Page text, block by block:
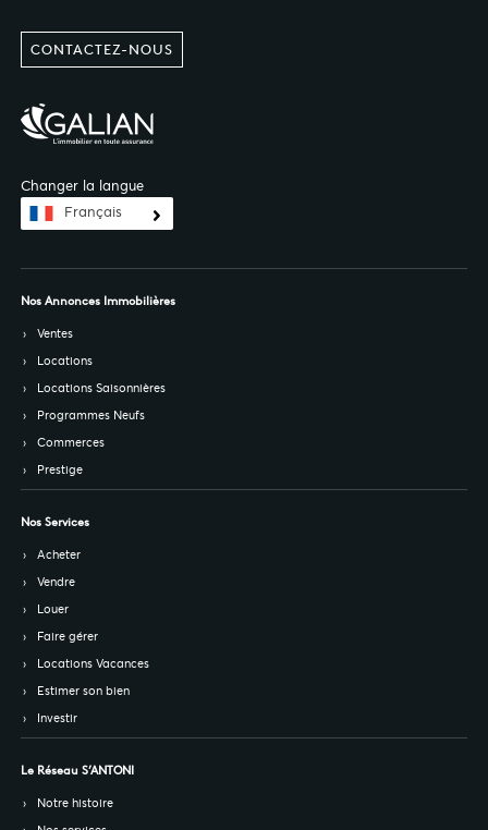
CONTACTEZ-NOUS
Changer la langue
Français
Nos Annonces Immobilières
Ventes
Locations
Locations Saisonnières
Programmes Neufs
Commerces
Prestige
Nos Services
Acheter
Vendre
Louer
Faire gérer
Locations Vacances
Estimer son bien
Investir
Le Réseau S’ANTONI
Notre histoire